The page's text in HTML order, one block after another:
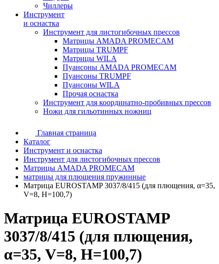
Чиллеры
Инструмент
и оснастка
Инструмент для листогибочных прессов
Матрицы AMADA PROMECAM
Матрицы TRUMPF
Матрицы WILA
Пуансоны AMADA PROMECAM
Пуансоны TRUMPF
Пуансоны WILA
Прочая оснастка
Инструмент для координатно-пробивных прессов
Ножи для гильотинных ножниц
Главная страница
Каталог
Инструмент и оснастка
Инструмент для листогибочных прессов
Матрицы AMADA PROMECAM
матрицы для плющения пружинные
Матрица EUROSTAMP 3037/8/415 (для плющения, α=35,
V=8, H=100,7)
Матрица EUROSTAMP
3037/8/415 (для плющения,
α=35, V=8, H=100,7)